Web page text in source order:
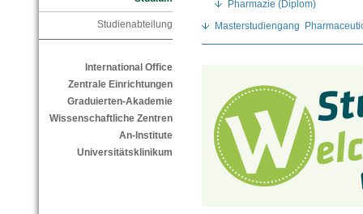
Studienabteilung
International Office
Zentrale Einrichtungen
Graduierten-Akademie
Wissenschaftliche Zentren
An-Institute
Universitätsklinikum
Pharmazie (Diplom)
Masterstudiengang